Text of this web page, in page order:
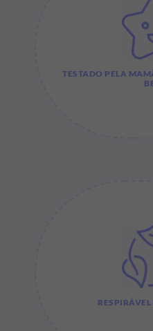
TESTADO PELA